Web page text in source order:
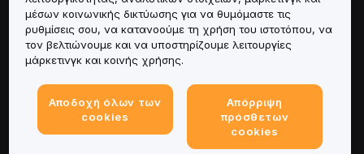
Verification
How to Enable Biometric Verification on Bybit EU
How to Use Secure Transaction Approval
Υπηρεσίες
Υποστήριξη
Προϊόντα
μέσων κοινωνικής δικτύωσης για να θυμόμαστε τις
ρυθμίσεις σου, να κατανοούμε τη χρήση του ιστοτόπου, να
τον βελτιώνουμε και να υποστηρίζουμε λειτουργίες
μάρκετινγκ και κοινής χρήσης.
Αποδοχή όλων των
cookies
Απόρριψη
πρόσθετων
cookies